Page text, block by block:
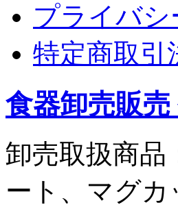
プライバ
特定商取引
食器卸売販売
卸売取扱商品
ート、マグ